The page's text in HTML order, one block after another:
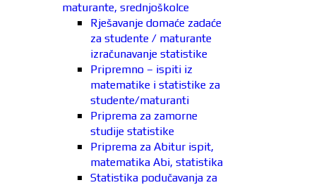
maturante, srednjoškolce
Rješavanje domaće zadaće
za studente / maturante
izračunavanje statistike
Pripremno – ispiti iz
matematike i statistike za
studente/maturanti
Priprema za zamorne
studije statistike
Priprema za Abitur ispit,
matematika Abi, statistika
Statistika podučavanja za